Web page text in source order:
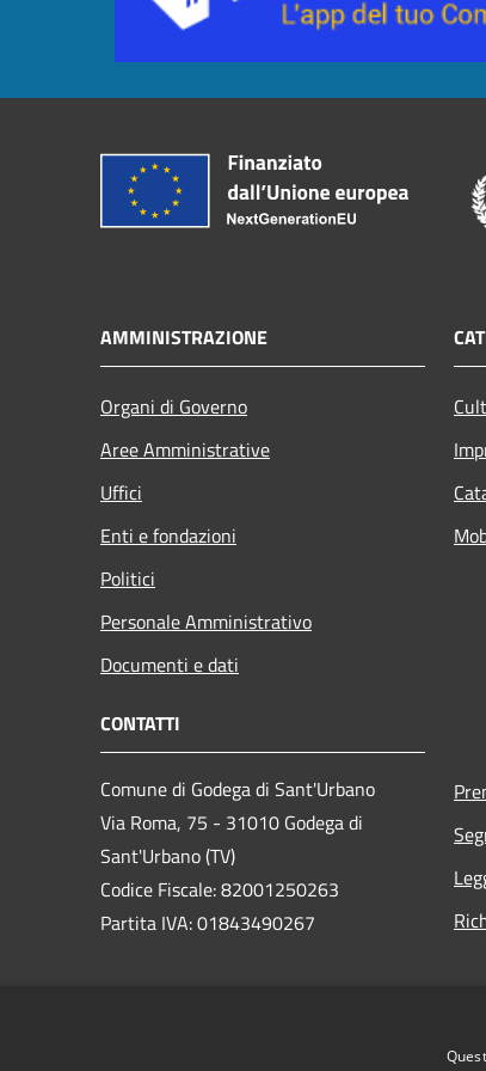
AMMINISTRAZIONE
Organi di Governo
Aree Amministrative
Uffici
Enti e fondazioni
Politici
Personale Amministrativo
Documenti e dati
CONTATTI
Comune di Godega di Sant'Urbano
Via Roma, 75 - 31010 Godega di
Sant'Urbano (TV)
Codice Fiscale: 82001250263
Partita IVA: 01843490267